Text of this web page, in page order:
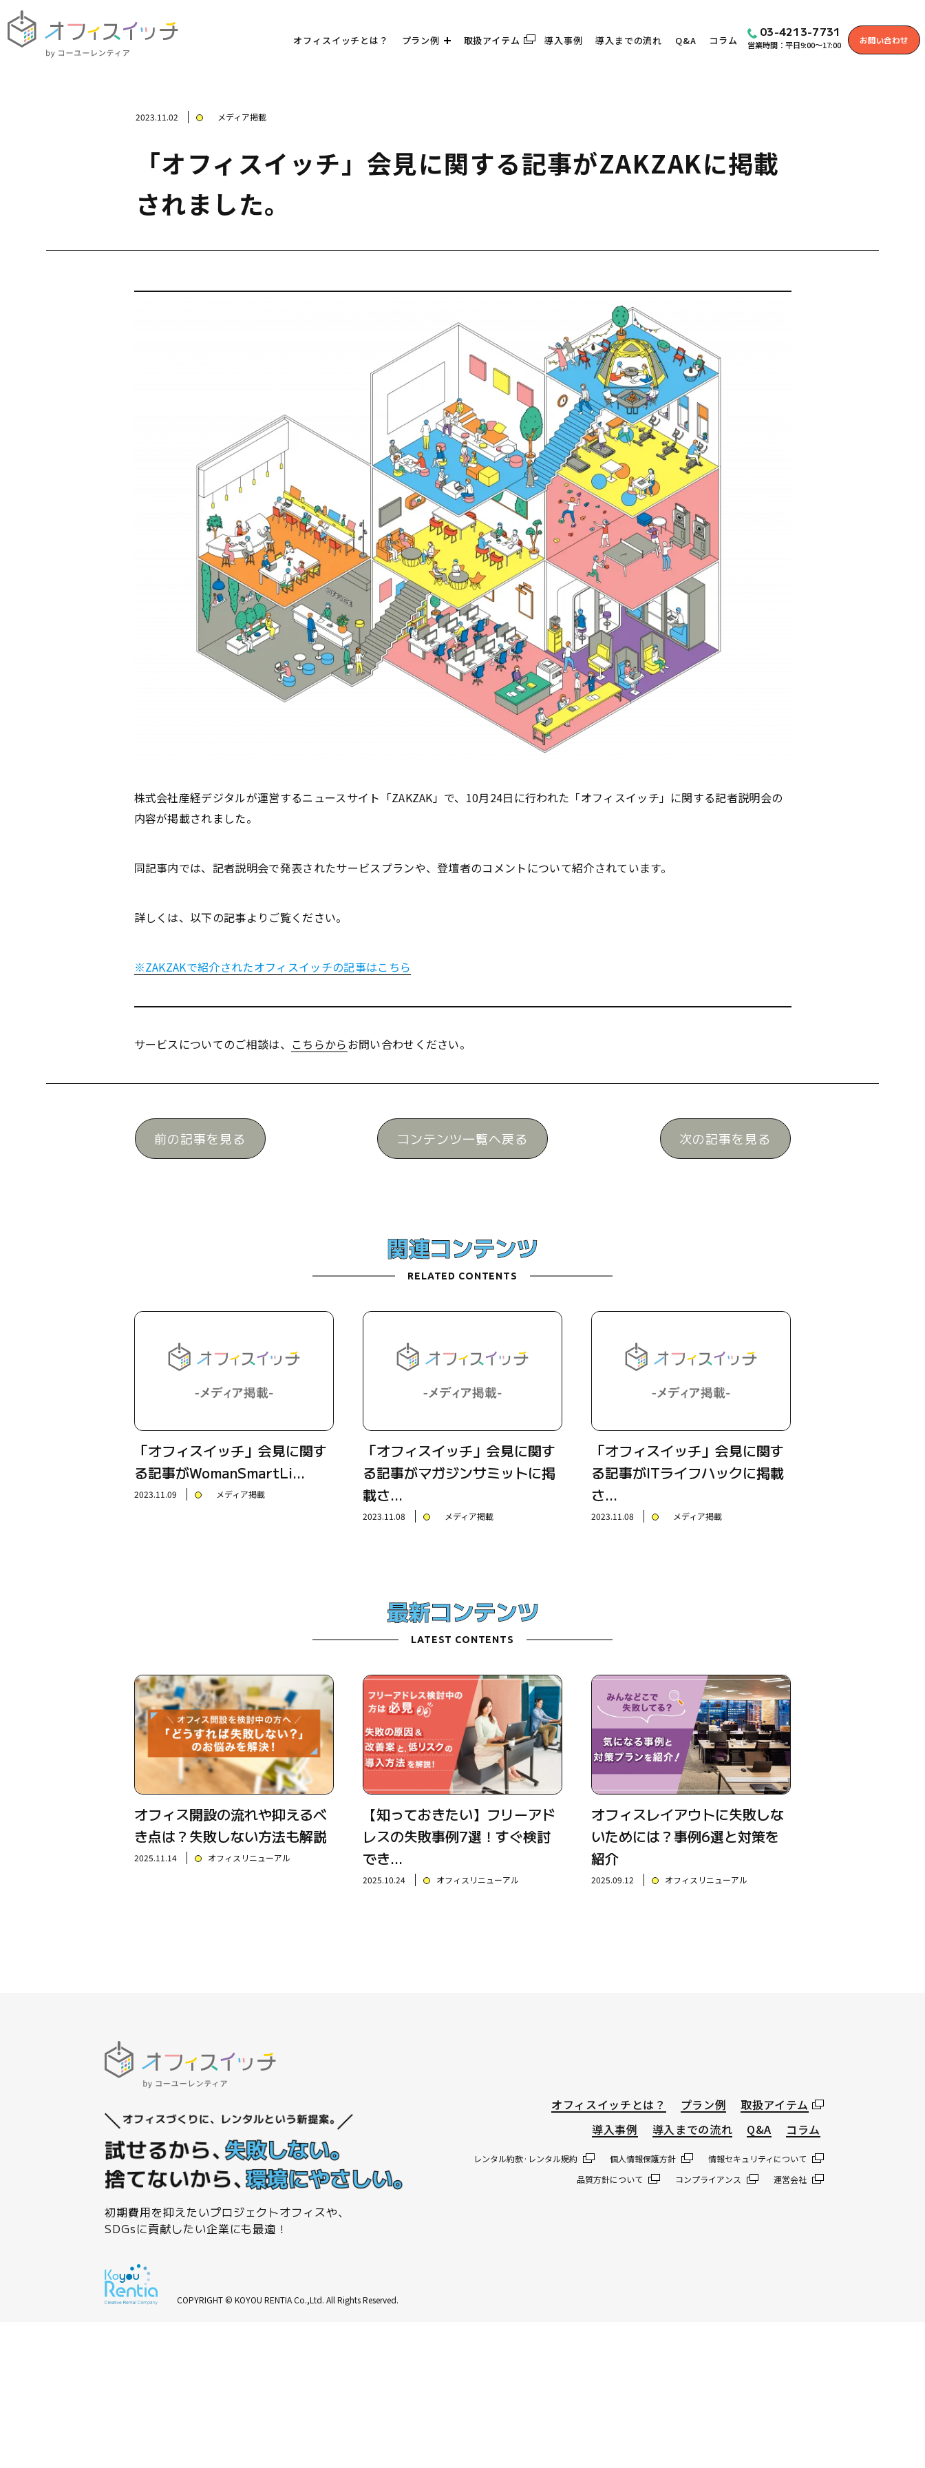
オフィスイッチとは？ プラン例 取扱アイテム 導入事例 導入までの流れ Q&A コラム
03-4213-7731
営業時間：平日9:00～17:00 お問い合わせ
2023.11.02 メディア掲載
「オフィスイッチ」会見に関する記事がZAKZAKに掲載
されました。
株式会社産経デジタルが運営するニュースサイト「ZAKZAK」で、10月24日に行われた「オフィスイッチ」に関する記者説明会の
内容が掲載されました。
同記事内では、記者説明会で発表されたサービスプランや、登壇者のコメントについて紹介されています。
詳しくは、以下の記事よりご覧ください。
※ZAKZAKで紹介されたオフィスイッチの記事はこちら
サービスについてのご相談は、 こちらからお問い合わせください。
前の記事を見る コンテンツ一覧へ戻る 次の記事を見る
RELATED CONTENTS
「オフィスイッチ」会見に関す
る記事がWomanSmartLi…
2023.11.09 メディア掲載
「オフィスイッチ」会見に関す
る記事がマガジンサミットに掲
載さ…
2023.11.08 メディア掲載
「オフィスイッチ」会見に関す
る記事がITライフハックに掲載
さ…
2023.11.08 メディア掲載
LATEST CONTENTS
オフィス開設の流れや抑えるべ
き点は？失敗しない方法も解説
2025.11.14 オフィスリニューアル
【知っておきたい】フリーアド
レスの失敗事例7選！すぐ検討
でき…
2025.10.24 オフィスリニューアル
オフィスレイアウトに失敗しな
いためには？事例6選と対策を
紹介
2025.09.12 オフィスリニューアル
初期費用を抑えたいプロジェクトオフィスや、
SDGsに貢献したい企業にも最適！
COPYRIGHT © KOYOU RENTIA Co.,Ltd. All Rights Reserved.
オフィスイッチとは？ プラン例
取扱アイテム
導入事例
導入までの流れ Q&A コラム
レンタル約款·レンタル規約 個人情報保護方針
情報セキュリティについて
品質方針について
コンプライアンス 運営会社